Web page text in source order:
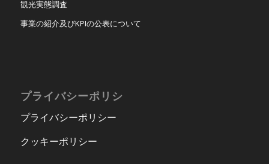
観光実態調査
事業の紹介及びKPIの公表について
プライバシーポリシ
プライバシーポリシー
クッキーポリシー